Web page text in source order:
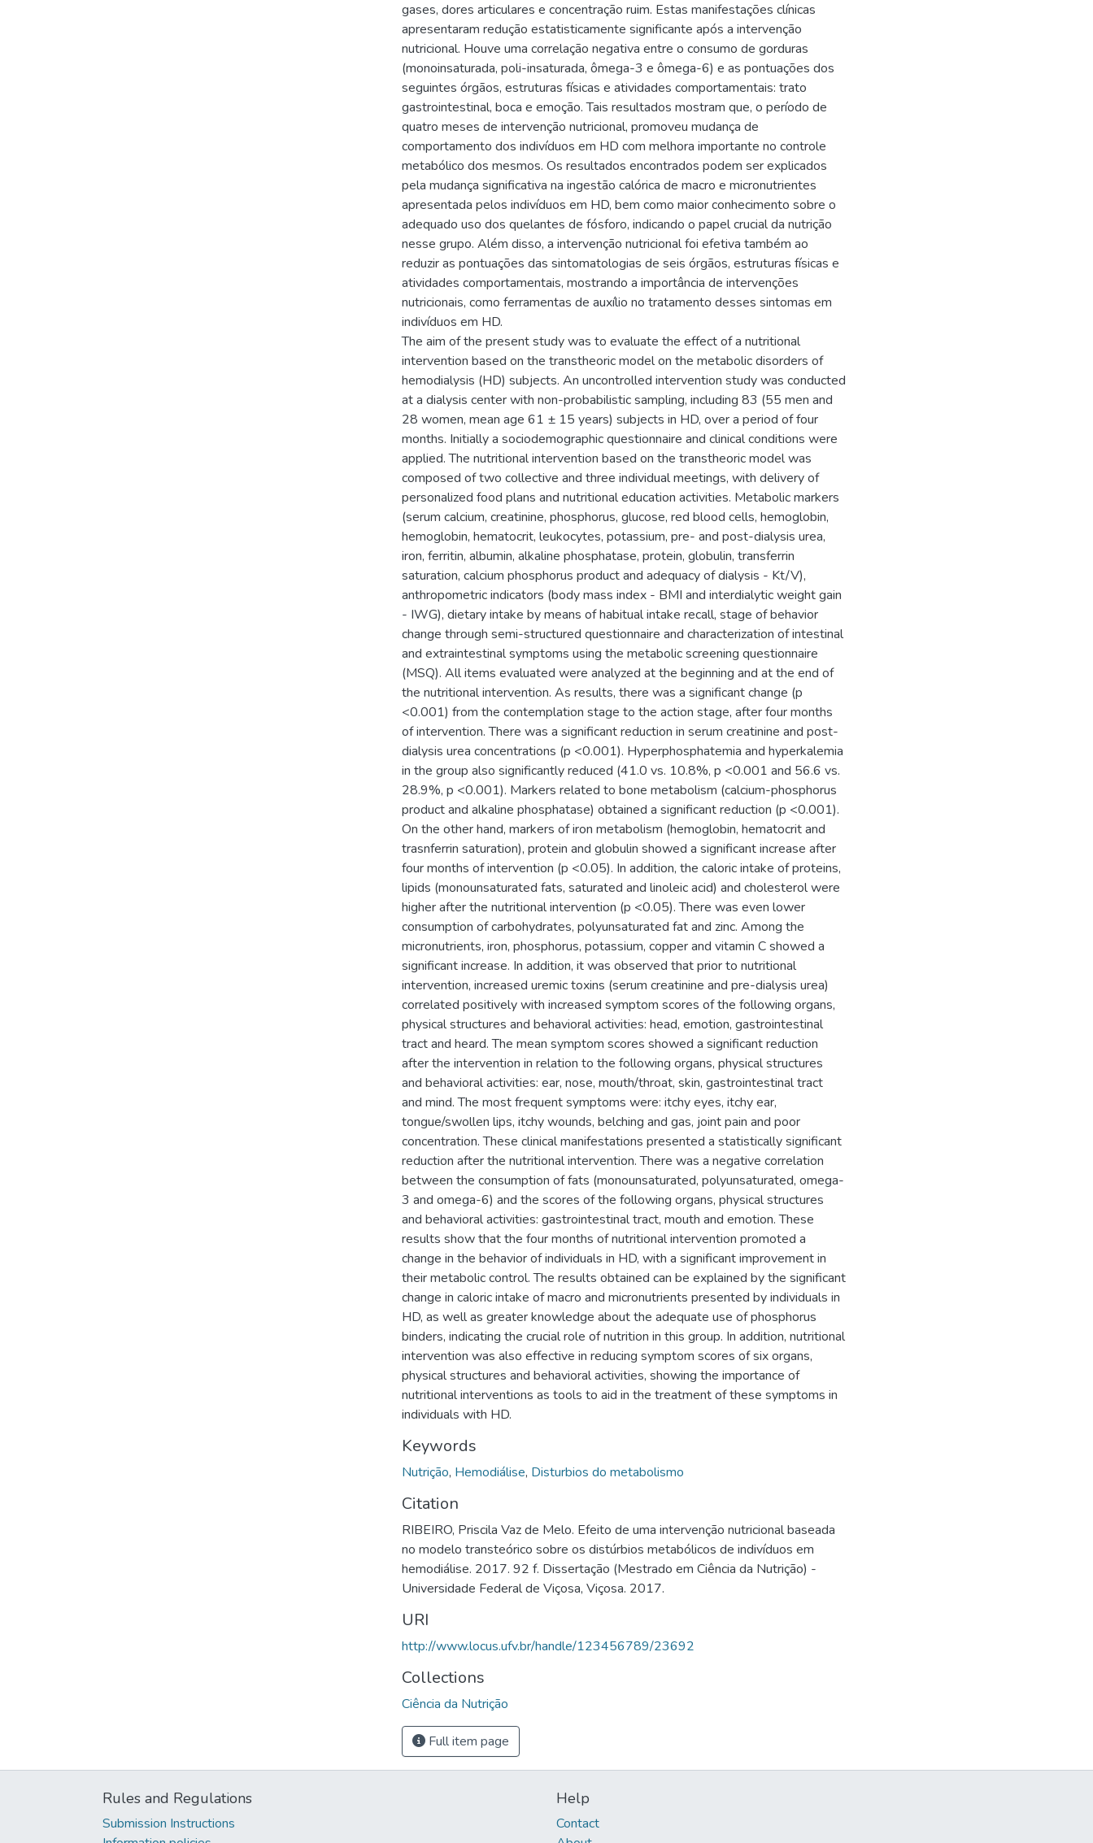
gases, dores articulares e concentração ruim. Estas manifestações clínicas
apresentaram redução estatisticamente significante após a intervenção
nutricional. Houve uma correlação negativa entre o consumo de gorduras
(monoinsaturada, poli-insaturada, ômega-3 e ômega-6) e as pontuações dos
seguintes órgãos, estruturas físicas e atividades comportamentais: trato
gastrointestinal, boca e emoção. Tais resultados mostram que, o período de
quatro meses de intervenção nutricional, promoveu mudança de
comportamento dos indivíduos em HD com melhora importante no controle
metabólico dos mesmos. Os resultados encontrados podem ser explicados
pela mudança significativa na ingestão calórica de macro e micronutrientes
apresentada pelos indivíduos em HD, bem como maior conhecimento sobre o
adequado uso dos quelantes de fósforo, indicando o papel crucial da nutrição
nesse grupo. Além disso, a intervenção nutricional foi efetiva também ao
reduzir as pontuações das sintomatologias de seis órgãos, estruturas físicas e
atividades comportamentais, mostrando a importância de intervenções
nutricionais, como ferramentas de auxílio no tratamento desses sintomas em
indivíduos em HD.
The aim of the present study was to evaluate the effect of a nutritional
intervention based on the transtheoric model on the metabolic disorders of
hemodialysis (HD) subjects. An uncontrolled intervention study was conducted
at a dialysis center with non-probabilistic sampling, including 83 (55 men and
28 women, mean age 61 ± 15 years) subjects in HD, over a period of four
months. Initially a sociodemographic questionnaire and clinical conditions were
applied. The nutritional intervention based on the transtheoric model was
composed of two collective and three individual meetings, with delivery of
personalized food plans and nutritional education activities. Metabolic markers
(serum calcium, creatinine, phosphorus, glucose, red blood cells, hemoglobin,
hemoglobin, hematocrit, leukocytes, potassium, pre- and post-dialysis urea,
iron, ferritin, albumin, alkaline phosphatase, protein, globulin, transferrin
saturation, calcium phosphorus product and adequacy of dialysis - Kt/V),
anthropometric indicators (body mass index - BMI and interdialytic weight gain
- IWG), dietary intake by means of habitual intake recall, stage of behavior
change through semi-structured questionnaire and characterization of intestinal
and extraintestinal symptoms using the metabolic screening questionnaire
(MSQ). All items evaluated were analyzed at the beginning and at the end of
the nutritional intervention. As results, there was a significant change (p
<0.001) from the contemplation stage to the action stage, after four months
of intervention. There was a significant reduction in serum creatinine and post-
dialysis urea concentrations (p <0.001). Hyperphosphatemia and hyperkalemia
in the group also significantly reduced (41.0 vs. 10.8%, p <0.001 and 56.6 vs.
28.9%, p <0.001). Markers related to bone metabolism (calcium-phosphorus
product and alkaline phosphatase) obtained a significant reduction (p <0.001).
On the other hand, markers of iron metabolism (hemoglobin, hematocrit and
trasnferrin saturation), protein and globulin showed a significant increase after
four months of intervention (p <0.05). In addition, the caloric intake of proteins,
lipids (monounsaturated fats, saturated and linoleic acid) and cholesterol were
higher after the nutritional intervention (p <0.05). There was even lower
consumption of carbohydrates, polyunsaturated fat and zinc. Among the
micronutrients, iron, phosphorus, potassium, copper and vitamin C showed a
significant increase. In addition, it was observed that prior to nutritional
intervention, increased uremic toxins (serum creatinine and pre-dialysis urea)
correlated positively with increased symptom scores of the following organs,
physical structures and behavioral activities: head, emotion, gastrointestinal
tract and heard. The mean symptom scores showed a significant reduction
after the intervention in relation to the following organs, physical structures
and behavioral activities: ear, nose, mouth/throat, skin, gastrointestinal tract
and mind. The most frequent symptoms were: itchy eyes, itchy ear,
tongue/swollen lips, itchy wounds, belching and gas, joint pain and poor
concentration. These clinical manifestations presented a statistically significant
reduction after the nutritional intervention. There was a negative correlation
between the consumption of fats (monounsaturated, polyunsaturated, omega-
3 and omega-6) and the scores of the following organs, physical structures
and behavioral activities: gastrointestinal tract, mouth and emotion. These
results show that the four months of nutritional intervention promoted a
change in the behavior of individuals in HD, with a significant improvement in
their metabolic control. The results obtained can be explained by the significant
change in caloric intake of macro and micronutrients presented by individuals in
HD, as well as greater knowledge about the adequate use of phosphorus
binders, indicating the crucial role of nutrition in this group. In addition, nutritional
intervention was also effective in reducing symptom scores of six organs,
physical structures and behavioral activities, showing the importance of
nutritional interventions as tools to aid in the treatment of these symptoms in
individuals with HD.
Keywords
Nutrição, Hemodiálise, Disturbios do metabolismo
Citation
RIBEIRO, Priscila Vaz de Melo. Efeito de uma intervenção nutricional baseada
no modelo transteórico sobre os distúrbios metabólicos de indivíduos em
hemodiálise. 2017. 92 f. Dissertação (Mestrado em Ciência da Nutrição) -
Universidade Federal de Viçosa, Viçosa. 2017.
URI
http://www.locus.ufv.br/handle/123456789/23692
Collections
Ciência da Nutrição
Full item page
Rules and Regulations
Submission Instructions
Help
Contact